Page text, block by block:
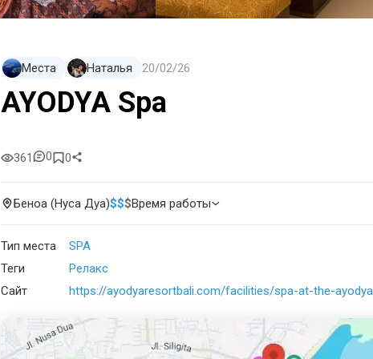
Места Наталья 20/02/26
AYODYA Spa
361 0 0
Беноа (Нуса Дуа)$$$Время работы
Тип места
SPA
Теги
Релакс
Сайт
https://ayodyaresortbali.com/facilities/spa-at-the-